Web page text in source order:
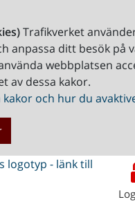
Trafikverket
anpassa ditt besök på
webbplatsen
av dessa kakor.
kakor och hur du